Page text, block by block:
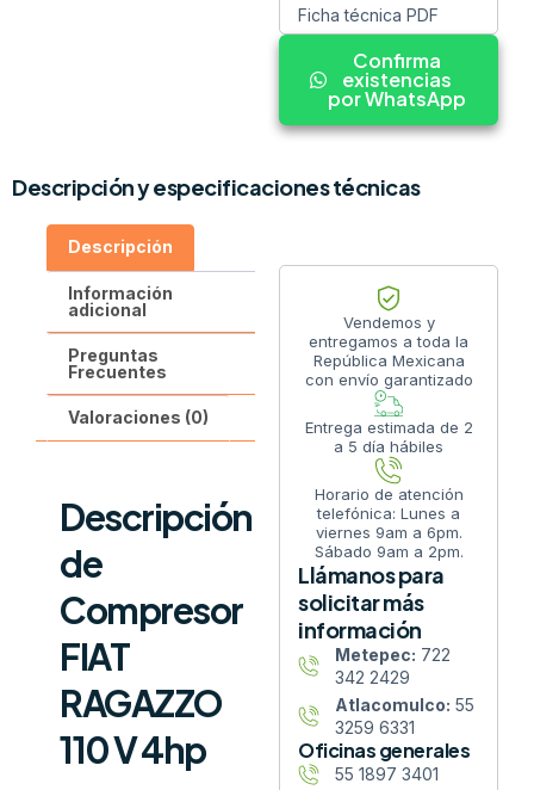
Ficha técnica PDF
Confirma
existencias
por WhatsApp
Descripción y especificaciones técnicas
Descripción
Información
adicional
Preguntas
Frecuentes
Valoraciones (0)
Descripción
de
Compresor
FIAT
RAGAZZO
110 V 4hp
Vendemos y
entregamos a toda la
República Mexicana
con envío garantizado
Entrega estimada de 2
a 5 día hábiles
Horario de atención
telefónica: Lunes a
viernes 9am a 6pm.
Sábado 9am a 2pm.
Llámanos para
solicitar más
información
Metepec: 722
342 2429
Atlacomulco: 55
3259 6331
Oficinas generales
55 1897 3401